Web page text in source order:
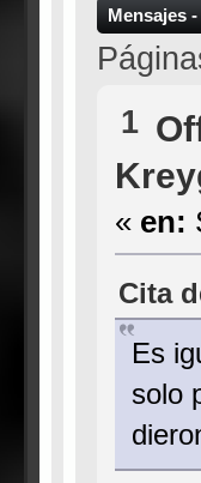
Mensajes -
1
« en:
Cita
Es
solo